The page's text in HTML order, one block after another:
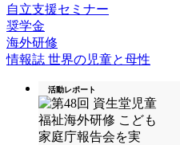
自立支援セミナー
奨学金
海外研修
情報誌 世界の児童と母性
活動レポート